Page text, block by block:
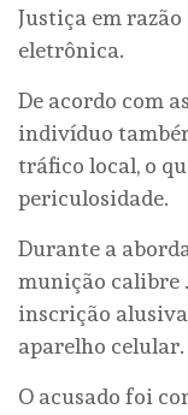
Justiça em
eletrônica.
De acordo com
indivíduo
tráfico local, o
periculosidade.
Durante a
munição calibre
inscrição
aparelho celular.
O acusado foi